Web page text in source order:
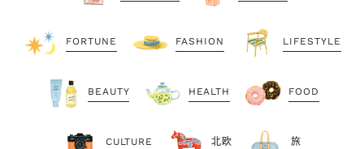
FORTUNE FASHION LIFESTYLE
BEAUTY HEALTH FOOD
CULTURE 北欧 旅